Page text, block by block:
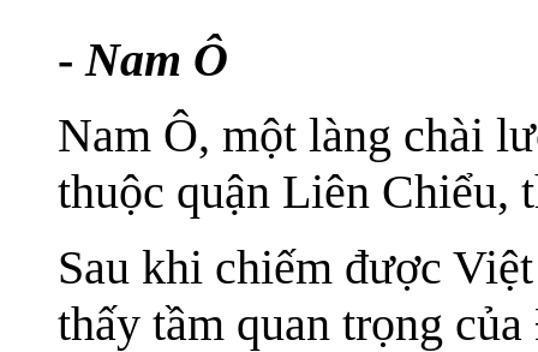
-Nam Ô
Nam Ô, một làng chài
thuộc quận Liên Chiểu,
Sau khi chiếm được
thấy tầm quan trọng